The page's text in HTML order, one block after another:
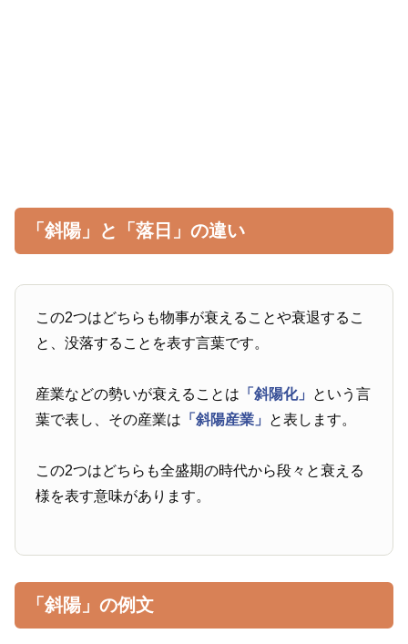
「斜陽」と「落日」の違い
この2つはどちらも物事が衰えることや衰退するこ
と、没落することを表す言葉です。
産業などの勢いが衰えることは 「斜陽化」 という言
葉で表し、その産業は 「斜陽産業」 と表します。
この2つはどちらも全盛期の時代から段々と衰える
様を表す意味があります。
「斜陽」の例文